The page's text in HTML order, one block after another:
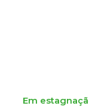
Em